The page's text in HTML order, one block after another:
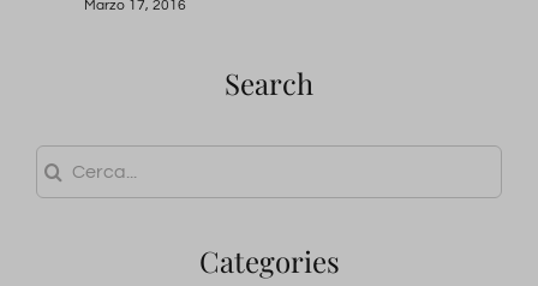
Marzo 17, 2016
Search
Cerca
per:
Categories